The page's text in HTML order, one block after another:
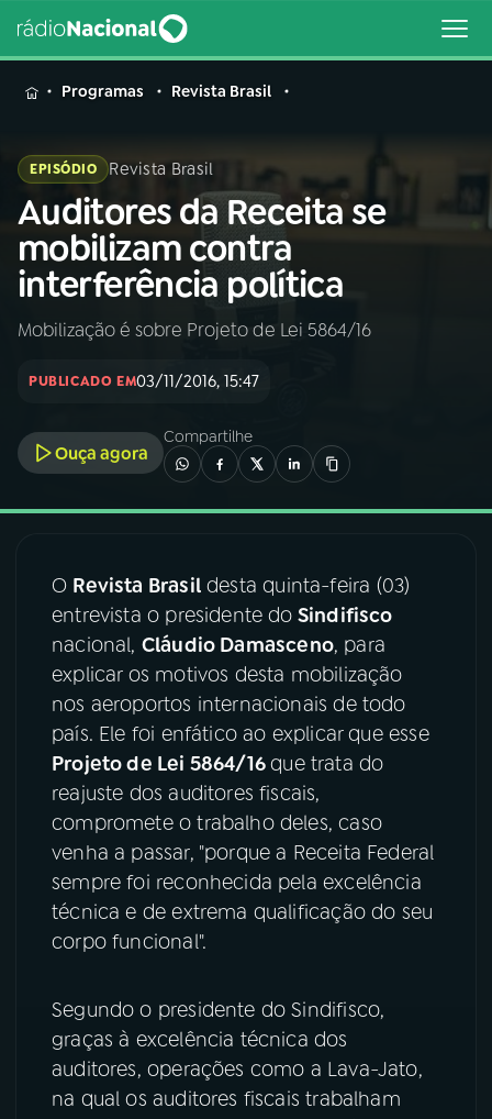
MENU
Buscar
na
Rádio
Nacional
Buscar
AO VIVO
02A RÁDIO
04PROGRAMAS
05
06VIDEOCASTS
07 ÚLTIMAS
08FESTIVAL DE MÚSICA
YouTube
Instagram X
Programas Revista Brasil
EPISÓDIO Revista Brasil
Auditores da Receita se
mobilizam contra
interferência política
Mobilização é sobre Projeto de Lei 5864/16
PUBLICADO EM03/11/2016, 15:47
Ouça agora
Compartilhe
O Revista Brasildesta quinta-feira (03)
entrevista o presidente do Sindifisco
nacional, Cláudio Damasceno, para
explicar os motivos desta mobilização
nos aeroportos internacionais de todo
país. Ele foi enfático ao explicar que esse
Projeto de Lei 5864/16que trata do
reajuste dos auditores fiscais,
compromete o trabalho deles, caso
venha a passar, "porque a Receita Federal
sempre foi reconhecida pela excelência
técnica e de extrema qualificação do seu
corpo funcional".
Segundo o presidente do Sindifisco,
graças à excelência técnica dos
auditores, operações como a Lava-Jato,
na qual os auditores fiscais trabalham